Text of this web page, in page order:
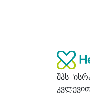
შპს